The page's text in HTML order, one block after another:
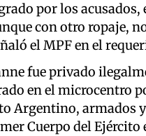
por los acusados,
con otro ropaje,
el MPF en el
fue privado
en el microcentro
Argentino, armados
Cuerpo del Ejército